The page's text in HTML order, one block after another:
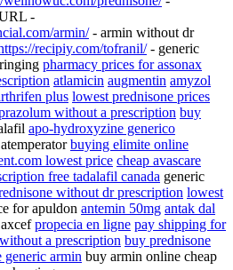
-
armin/- armin without dr
recipiy.com/tofranil/- generic
pharmacy prices for assonax
atlamicin augmentin amyzol
plus lowest prednisone prices
without a prescription buy
apo-hydroxyzine generico
buying elimite online
lowest price cheap avascare
free tadalafil canada generic
without dr prescription lowest
for apuldon antemin 50mg antak dal
propecia en ligne pay shipping for
a prescription buy prednisone
generic armin buy armin online cheap